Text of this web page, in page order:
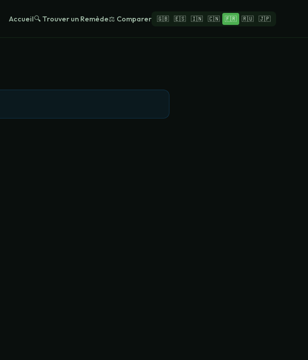
Accueil🔍 Trouver un Remède⚖️ Comparer 🇬🇧 🇪🇸 🇮🇳 🇨🇳 🇫🇷 🇷🇺 🇯🇵